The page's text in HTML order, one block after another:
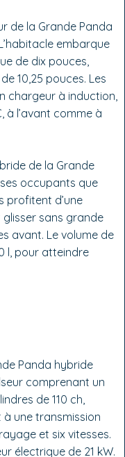
de la Grande Panda
embarque
de dix pouces,
10,25 pouces. Les
chargeur à induction,
à l’avant comme à
de la Grande
occupants que
profitent d’une
sans grande
avant. Le volume de
l, pour atteindre
Panda hybride
comprenant un
de 110 ch,
une transmission
et six vitesses.
électrique de 21 kW.